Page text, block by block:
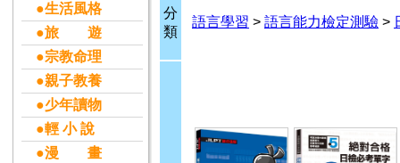
●生活風格
●旅 遊
●宗教命理
●親子教養
●少年讀物
●輕 小 說
●漫 畫
分
類
語言學習 > 語言能力檢定測驗 >